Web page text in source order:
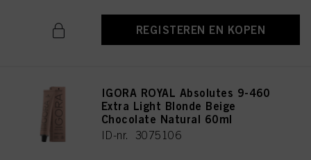
REGISTEREN EN KOPEN
IGORA ROYAL Absolutes 9-460
Extra Light Blonde Beige
Chocolate Natural 60ml
ID-nr. 3075106